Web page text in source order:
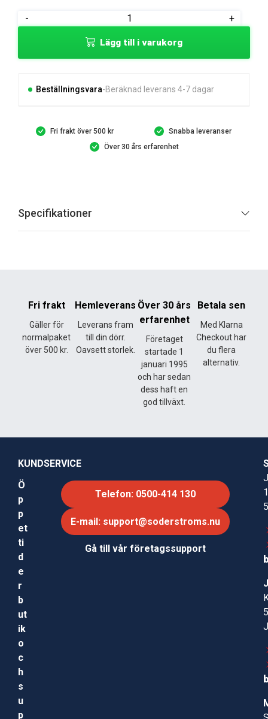
-
REDSKAPSRAM
+
Lägg till i varukorg
Beställningsvara Beräknad leverans 4-7 dagar
Fri frakt över 500 kr
Snabba leveranser
Över 30 års erfarenhet
Specifikationer
Fri frakt
Gäller för
normalpaket
över 500 kr.
Hemleverans
Leverans fram
till din dörr.
Oavsett storlek.
Över 30 års
erfarenhet
Företaget
startade 1
januari 1995
och har sedan
dess haft en
god tillväxt.
Betala sen
Med Klarna
Checkout har
du flera
alternativ.
KUNDSERVICE
Ö
p
p
et
ti
d
e
r
b
ut
ik
o
c
h
s
u
p
Telefon: 0500-414 130
E-mail: support@soderstroms.nu
Gå till vår företagssupport